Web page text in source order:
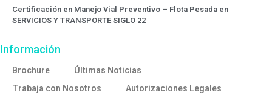
Certificación en Manejo Vial Preventivo – Flota Pesada en
SERVICIOS Y TRANSPORTE SIGLO 22
Información
Brochure
Últimas Noticias
Trabaja con Nosotros
Autorizaciones Legales